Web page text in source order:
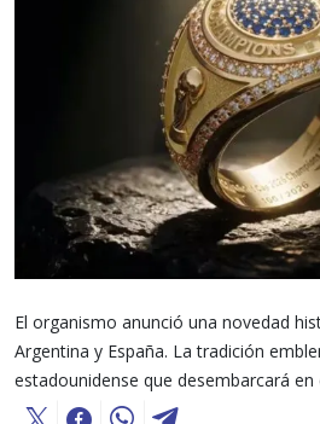
El organismo anunció una novedad
Argentina y España. La tradición
estadounidense que desembarcará